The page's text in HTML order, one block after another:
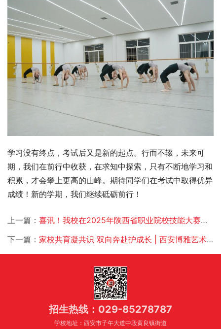
学习没有终点，考试后又是新的起点。行而不辍，未来可
期，我们在前行中收获，在求知中探索，只有不断地学习和
积累，才会攀上更高的山峰。期待同学们在考试中取得优异
成绩！新的学期，我们继续砥砺前行！
上一篇： 喜讯！我校在2025年陕西省职业院校技能大赛中再获佳绩！
下一篇： 家校共育凝共识 双向奔赴护成长 | 西安博雅艺术职业高中期末家长会圆满结束
招生热线：029-85278787
学校地址：西安市子午大道中段黄良镇街道